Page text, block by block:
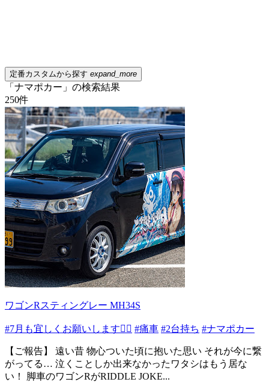
定番カスタムから探す expand_more
「ナマポカー」の検索結果
250件
ワゴンRスティングレー MH34S
#7月も宜しくお願いします🙇‍♂️ #痛車 #2台持ち #ナマポカー
【ご報告】 遠い昔 物心ついた頃に抱いた思い それが今に繋
がってる… 泣くことしか出来なかったワタシはもう居な
い！ 脚車のワゴンRがRIDDLE JOKE...